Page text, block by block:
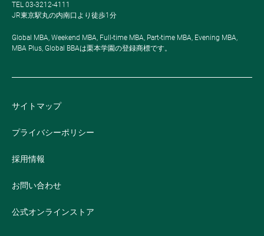
TEL 03-3212-4111
JR東京駅丸の内南口より徒歩1分
Global MBA, Weekend MBA, Full-time MBA, Part-time MBA, Evening MBA,
MBA Plus, Global BBAは栗本学園の登録商標です。
サイトマップ
プライバシーポリシー
採用情報
お問い合わせ
公式オンラインストア